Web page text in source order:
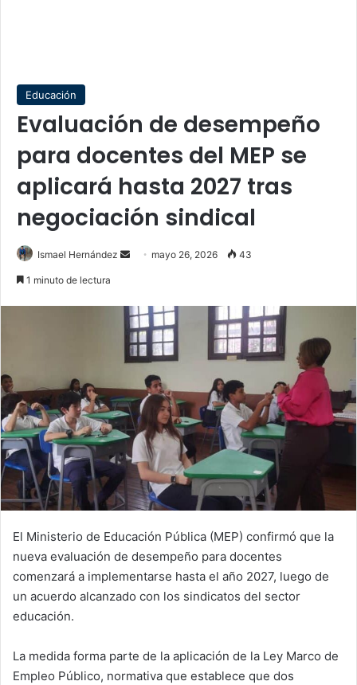
Educación
Evaluación de desempeño
para docentes del MEP se
aplicará hasta 2027 tras
negociación sindical
Ismael Hernández
Send mayo 26, 2026 43
1 minuto de lectura
El Ministerio de Educación Pública (MEP) confirmó que la
nueva evaluación de desempeño para docentes
comenzará a implementarse hasta el año 2027, luego de
un acuerdo alcanzado con los sindicatos del sector
educación.
La medida forma parte de la aplicación de la Ley Marco de
Empleo Público, normativa que establece que dos